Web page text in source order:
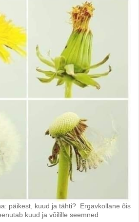
päikest, kuud ja tähti? Ergavkollane õis
kuud ja võilille seemned